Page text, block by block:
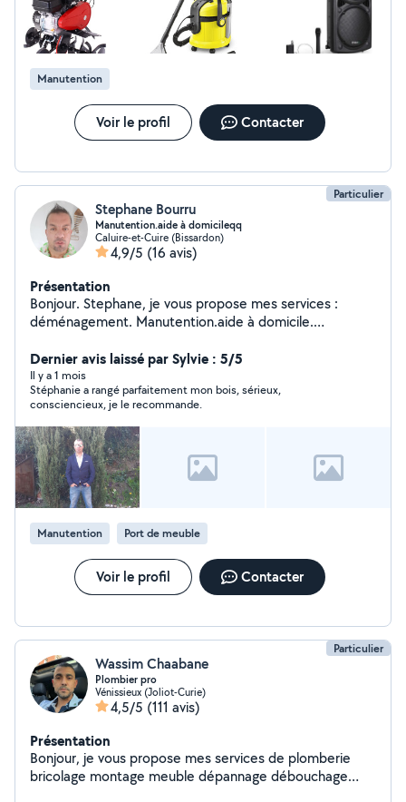
Manutention
Voir le profil Contacter
Particulier
Stephane Bourru
Manutention.aide à domicileqq
Caluire-et-Cuire (Bissardon)
4,9/5 (16 avis)
Présentation
Bonjour. Stephane, je vous propose mes services :
déménagement. Manutention.aide à domicile.
rapidement , j habite caluire et je me déplace en voiture
ou vélo pour intervention Lyon. Je suis sérieux ,
efficace.. Au plaisir. Et à bientôt. Stephane
Dernier avis laissé par Sylvie : 5/5
Il y a 1 mois
Stéphanie a rangé parfaitement mon bois, sérieux,
consciencieux, je le recommande.
Manutention Port de meuble
Voir le profil Contacter
Particulier
Wassim Chaabane
Plombier pro
Vénissieux (Joliot-Curie)
4,5/5 (111 avis)
Présentation
Bonjour, je vous propose mes services de plomberie
bricolage montage meuble dépannage débouchage